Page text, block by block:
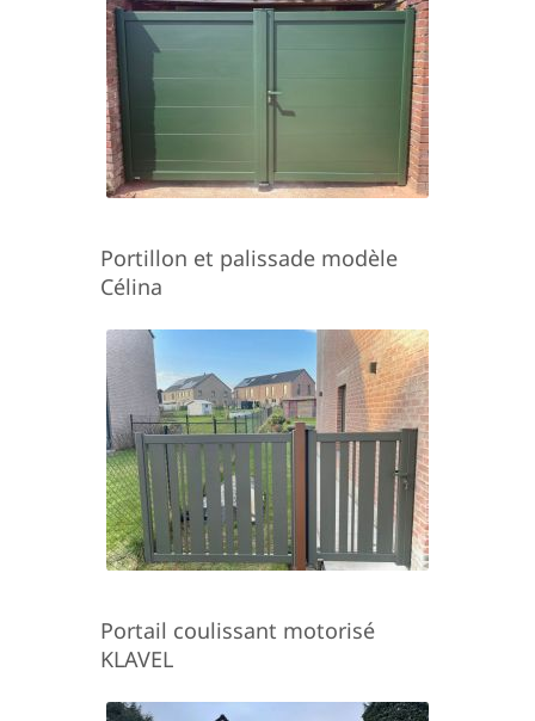
Portillon et palissade modèle
Célina
Portail coulissant motorisé
KLAVEL